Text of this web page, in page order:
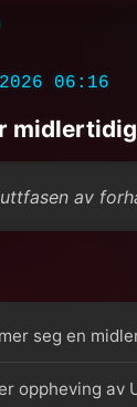
06:16
av
seg en
oppheving av